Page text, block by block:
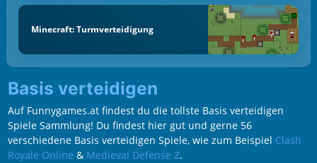
Minecraft: Turmverteidigung
Basis verteidigen
Auf Funnygames.at findest du die tollste Basis verteidigen
Spiele Sammlung! Du findest hier gut und gerne 56
verschiedene Basis verteidigen Spiele, wie zum Beispiel Clash
Royale Online & Medieval Defense Z.